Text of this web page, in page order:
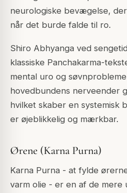
neurologiske bevægelse,
når det burde falde til ro.
Shiro Abhyanga ved
klassiske Panchakarma-
mental uro og
hovedbundens nerveender
hvilket skaber en systemisk
er øjeblikkelig og mærkbar.
Ørene (Karna Purna)
Karna Purna - at fylde
varm olie - er en af de mere